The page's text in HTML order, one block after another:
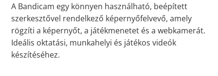
A Bandicam egy könnyen használható, beépített
szerkesztővel rendelkező képernyőfelvevő, amely
rögzíti a képernyőt, a játékmenetet és a webkamerát.
Ideális oktatási, munkahelyi és játékos videók
készítéséhez.